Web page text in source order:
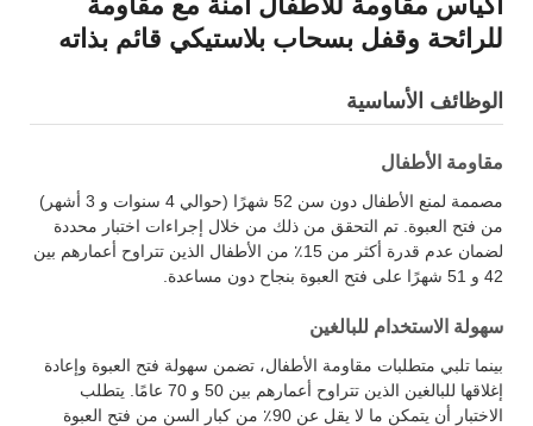
للرائحة وقفل بسحاب بلاستيكي قائم بذاته
الوظائف الأساسية
مقاومة الأطفال
مصممة لمنع الأطفال دون سن 52 شهرًا (حوالي 4 سنوات و 3 أشهر)
من فتح العبوة. تم التحقق من ذلك من خلال إجراءات اختبار محددة
لضمان عدم قدرة أكثر من 15٪ من الأطفال الذين تتراوح أعمارهم بين
42 و 51 شهرًا على فتح العبوة بنجاح دون مساعدة.
سهولة الاستخدام للبالغين
بينما تلبي متطلبات مقاومة الأطفال، تضمن سهولة فتح العبوة وإعادة
إغلاقها للبالغين الذين تتراوح أعمارهم بين 50 و 70 عامًا. يتطلب
الاختبار أن يتمكن ما لا يقل عن 90٪ من كبار السن من فتح العبوة